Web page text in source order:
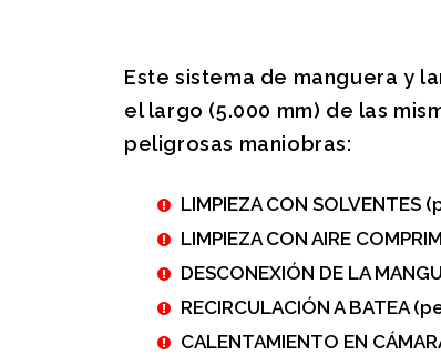
Este sistema de manguera y
el largo (5.000 mm) de las
peligrosas maniobras:
LIMPIEZA CON
LIMPIEZA CON AIRE
DESCONEXIÓN DE LA
RECIRCULACIÓN A
CALENTAMIENTO EN